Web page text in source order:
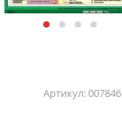
Артикул:007846